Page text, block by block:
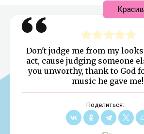
Don't judge me from my
act, cause judging someone
you unworthy, thank to God
music he gave
Поделиться: